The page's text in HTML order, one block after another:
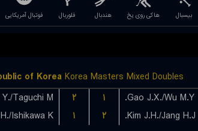
بیسبال هاکی روی یخ هندبال فلوربال فوتبال آمریکایی
of Korea Korea Masters Mixed Doubles
۲ ۱ Gao J.X./Wu M.Y.
Ishikawa K.
۱ ۲ Kim J.H./Jang H.J.